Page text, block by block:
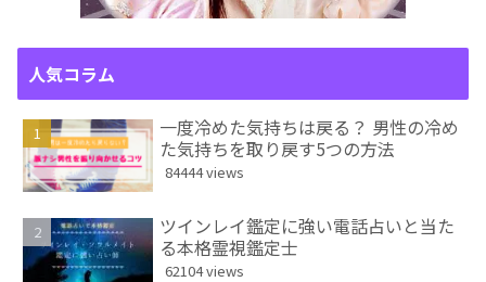
人気コラム
一度冷めた気持ちは戻る？ 男性の冷め
た気持ちを取り戻す5つの方法
84444 views
ツインレイ鑑定に強い電話占いと当た
る本格霊視鑑定士
62104 views